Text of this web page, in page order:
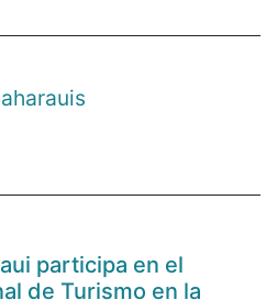
participa en el
de Turismo en la